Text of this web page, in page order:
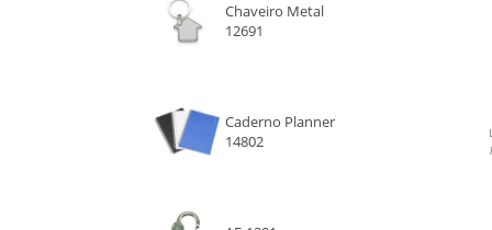
ROXO
VERDE CLARO
Chaveiro Metal
12691
Caderno Planner
14802